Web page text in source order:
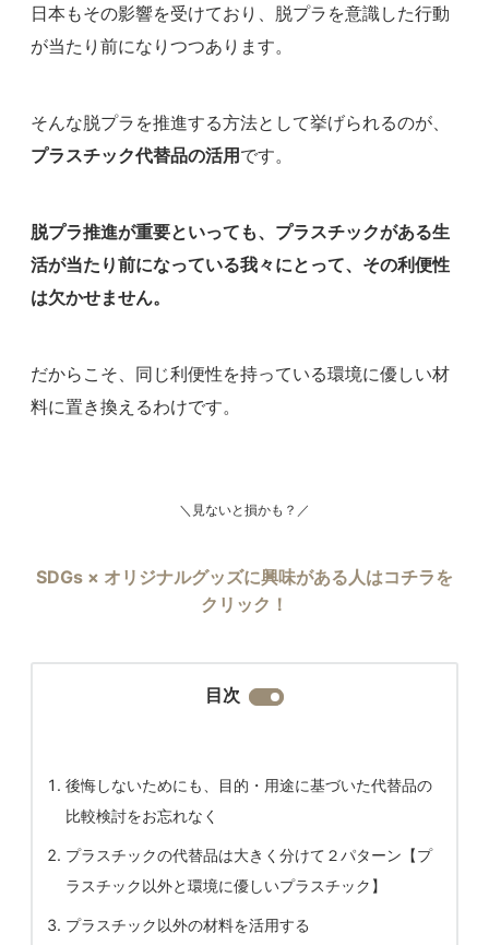
日本もその影響を受けており、脱プラを意識した行動
が当たり前になりつつあります。
そんな脱プラを推進する方法として挙げられるのが、
プラスチック代替品の活用です。
脱プラ推進が重要といっても、プラスチックがある生
活が当たり前になっている我々にとって、その利便性
は欠かせません。
だからこそ、同じ利便性を持っている環境に優しい材
料に置き換えるわけです。
＼見ないと損かも？／
SDGs × オリジナルグッズに興味がある人はコチラを
クリック！
目次
後悔しないためにも、目的・用途に基づいた代替品の
比較検討をお忘れなく
プラスチックの代替品は大きく分けて２パターン【プ
ラスチック以外と環境に優しいプラスチック】
プラスチック以外の材料を活用する